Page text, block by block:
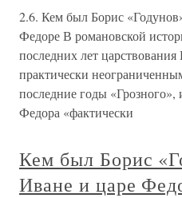
2.6. Кем был Борис
Федоре В романовской
последних лет царствования
практически
последние годы
Федора «фактически
Кем был Борис
Иване и царе